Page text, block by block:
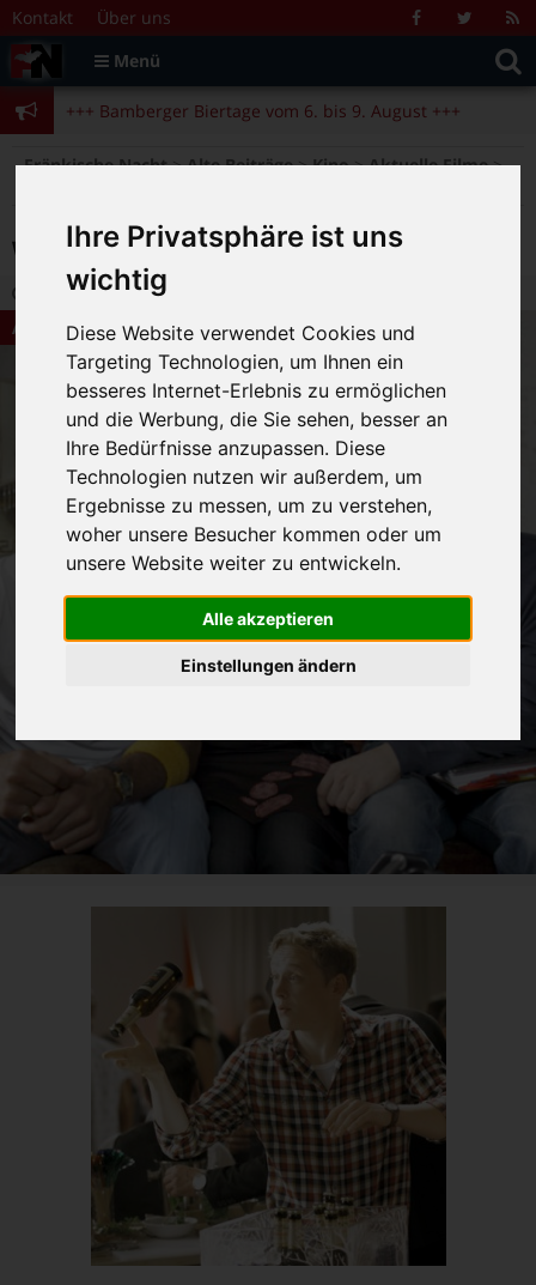
Ihre Privatsphäre ist uns
wichtig
Diese Website verwendet Cookies und
Targeting Technologien, um Ihnen ein
besseres Internet-Erlebnis zu ermöglichen
und die Werbung, die Sie sehen, besser an
Ihre Bedürfnisse anzupassen. Diese
Technologien nutzen wir außerdem, um
Ergebnisse zu messen, um zu verstehen,
woher unsere Besucher kommen oder um
unsere Website weiter zu entwickeln.
Alle akzeptieren
Einstellungen ändern
Zum Inhalt springen
Kontakt Über uns FacebookTwitter
Menü
Suche
nach:
+++ Bamberger Biertage vom 6. bis 9. August +++
+++ Blues- und Jazzfestival vom 31.7. bis 9.8. +++
+++ Bamberger Biertage vom 6. bis 9. August +++
+++ Blues- und Jazzfestival vom 31.7. bis 9.8. +++
Fränkische Nacht>Alte Beiträge>Kino>Aktuelle Filme>
What a Man
27.07.2011 14:48
Aktuelle Filme